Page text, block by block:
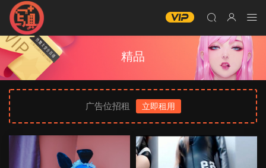
精品
广告位招租 立即租用